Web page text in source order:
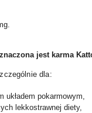
jest karma
dla:
układem pokarmowym,
lekkostrawnej diety,